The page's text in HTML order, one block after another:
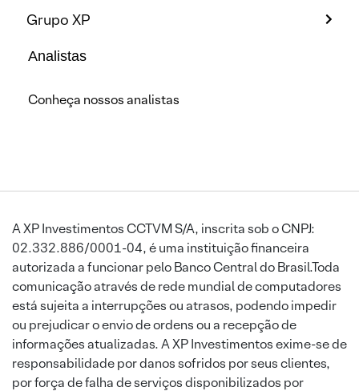
Grupo XP
Analistas
Conheça nossos analistas
A XP Investimentos CCTVM S/A, inscrita sob o CNPJ:
02.332.886/0001-04, é uma instituição financeira
autorizada a funcionar pelo Banco Central do Brasil.Toda
comunicação através de rede mundial de computadores
está sujeita a interrupções ou atrasos, podendo impedir
ou prejudicar o envio de ordens ou a recepção de
informações atualizadas. A XP Investimentos exime-se de
responsabilidade por danos sofridos por seus clientes,
por força de falha de serviços disponibilizados por